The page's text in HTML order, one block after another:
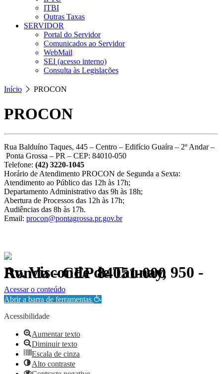
ITBI
Outras Taxas
SERVIDOR
Portal do Servidor
Comunicados ao Servidor
WebMail
SEI (acesso interno)
Consulta às Legislações
Início PROCON
PROCON
Rua Balduíno Taques, 445 – Centro – Edifício Guaíra – 2º Andar –
Ponta Grossa – PR – CEP: 84010-050
Telefone: (42) 3220-1045
Horário de Atendimento PROCON de Segunda a Sexta:
Atendimento ao Público das 12h às 17h;
Departamento Administrativo das 9h às 18h;
Abertura de Processos das 12h às 17h;
Audiências das 8h às 17h.
Email: procon@pontagrossa.pr.gov.br
Av. Visconde de Taunay, 950 - Ronda - CEP 84051-000
Política de Privacidade.
Acessar o conteúdo
Abrir a barra de ferramentas
Acessibilidade
Aumentar texto
Diminuir texto
Escala de cinza
Alto contraste